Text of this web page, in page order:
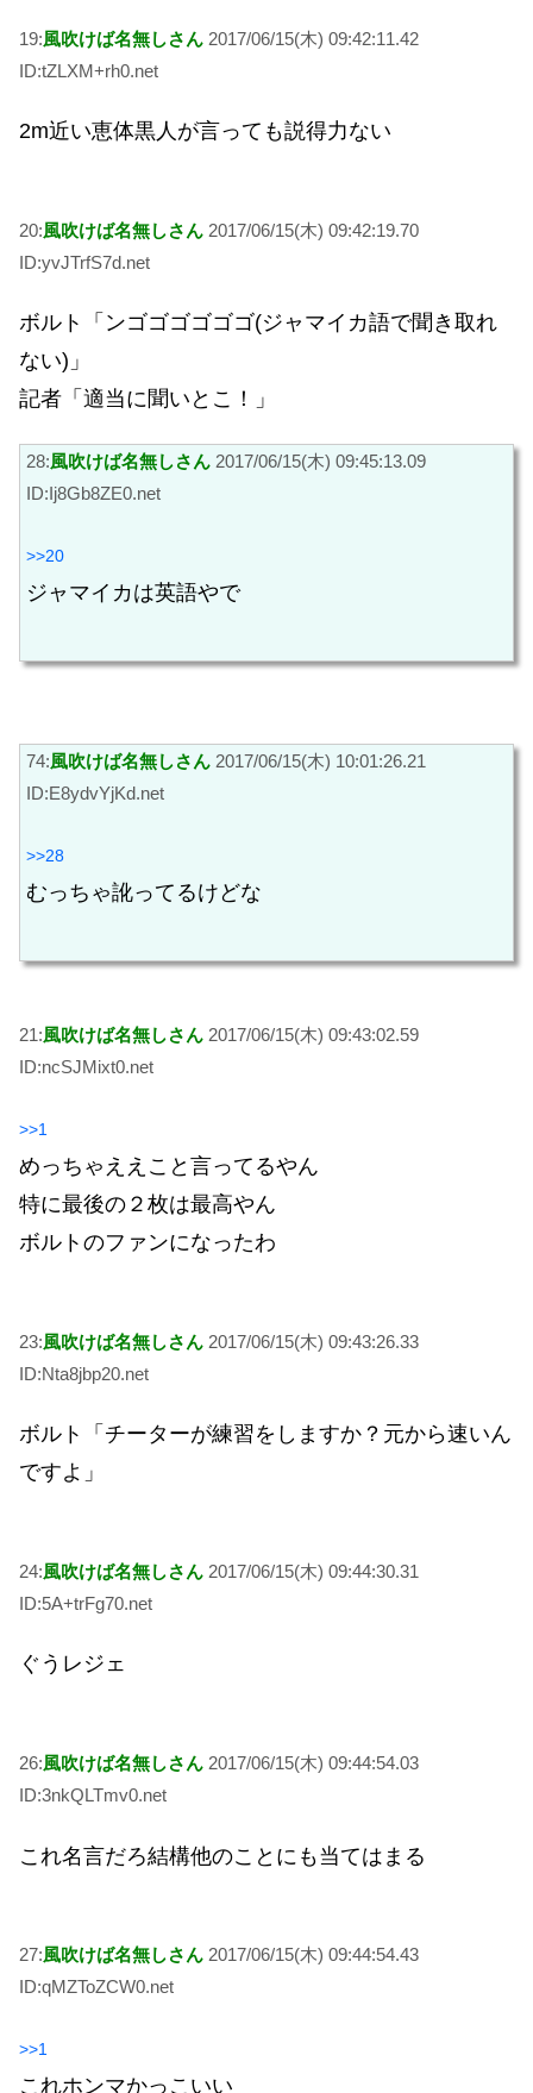
19:風吹けば名無しさん 2017/06/15(木) 09:42:11.42
ID:tZLXM+rh0.net
2m近い恵体黒人が言っても説得力ない
20:風吹けば名無しさん 2017/06/15(木) 09:42:19.70
ID:yvJTrfS7d.net
ボルト「ンゴゴゴゴゴゴ(ジャマイカ語で聞き取れ
ない)」
記者「適当に聞いとこ！」
28:風吹けば名無しさん 2017/06/15(木) 09:45:13.09
ID:Ij8Gb8ZE0.net
>>20
ジャマイカは英語やで
74:風吹けば名無しさん 2017/06/15(木) 10:01:26.21
ID:E8ydvYjKd.net
>>28
むっちゃ訛ってるけどな
21:風吹けば名無しさん 2017/06/15(木) 09:43:02.59
ID:ncSJMixt0.net
>>1
めっちゃええこと言ってるやん
特に最後の２枚は最高やん
ボルトのファンになったわ
23:風吹けば名無しさん 2017/06/15(木) 09:43:26.33
ID:Nta8jbp20.net
ボルト「チーターが練習をしますか？元から速いん
ですよ」
24:風吹けば名無しさん 2017/06/15(木) 09:44:30.31
ID:5A+trFg70.net
ぐうレジェ
26:風吹けば名無しさん 2017/06/15(木) 09:44:54.03
ID:3nkQLTmv0.net
これ名言だろ結構他のことにも当てはまる
27:風吹けば名無しさん 2017/06/15(木) 09:44:54.43
ID:qMZToZCW0.net
>>1
これホンマかっこいい